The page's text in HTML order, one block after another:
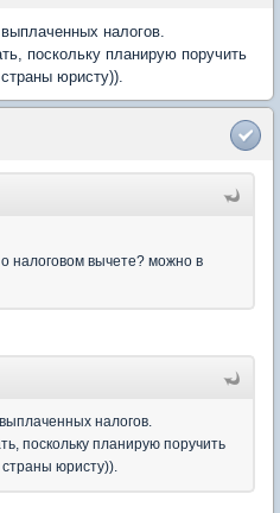
налогов.
поскольку планирую поручить
юристу)).
налоговом вычете? можно в
налогов.
поскольку планирую поручить
юристу)).